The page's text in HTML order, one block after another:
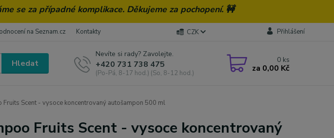
se za případné komplikace. Děkujeme za pochopení. 🚧
na Seznam.cz Kontakty CZK Přihlášení
Hledat
Nevíte si rady? Zavolejte.
+420 731 738 475
(Po-Pá, 8-17 hod.) (So, 8-12 hod.)
0 ks
za 0,00 Kč
Fruits Scent - vysoce koncentrovaný autošampon 500 ml
Fruits Scent - vysoce koncentrovaný